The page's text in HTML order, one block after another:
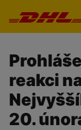
reakci
20.